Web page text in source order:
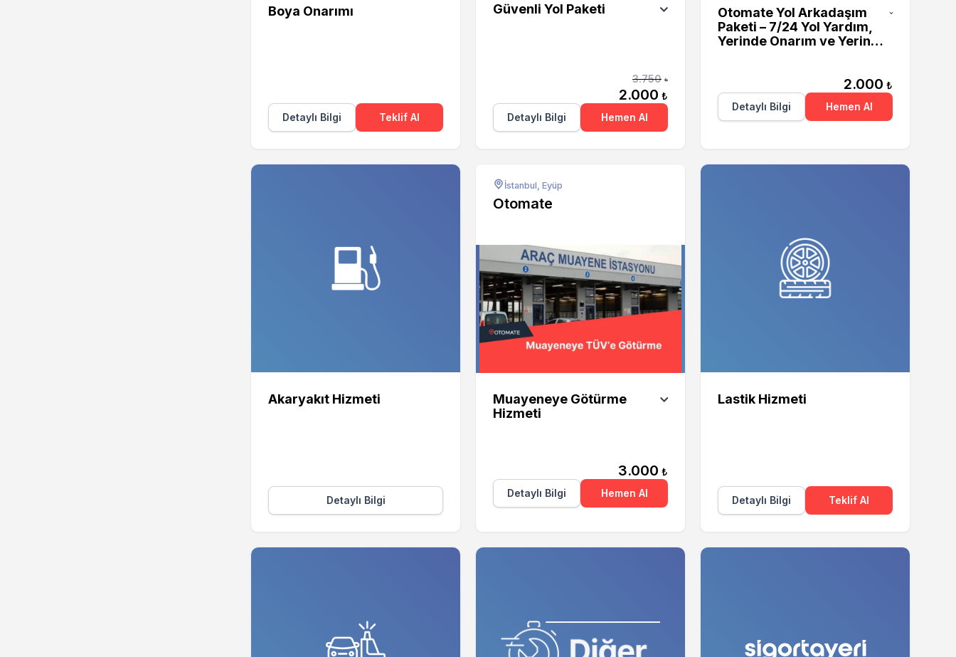
Boya Onarımı
Detaylı Bilgi Teklif Al
Güvenli Yol Paketi
3.750 ₺
2.000 ₺
Detaylı Bilgi
Hemen Al
Otomate Yol Arkadaşım
Paketi – 7/24 Yol Yardım,
Yerinde Onarım ve Yerinde
2.000 ₺
Detaylı Bilgi
Hemen Al
Akaryakıt Hizmeti
Detaylı Bilgi
İstanbul, Eyüp
Otomate
Muayeneye Götürme
Hizmeti
3.000 ₺
Detaylı Bilgi
Hemen Al
Lastik Hizmeti
Detaylı Bilgi Teklif Al